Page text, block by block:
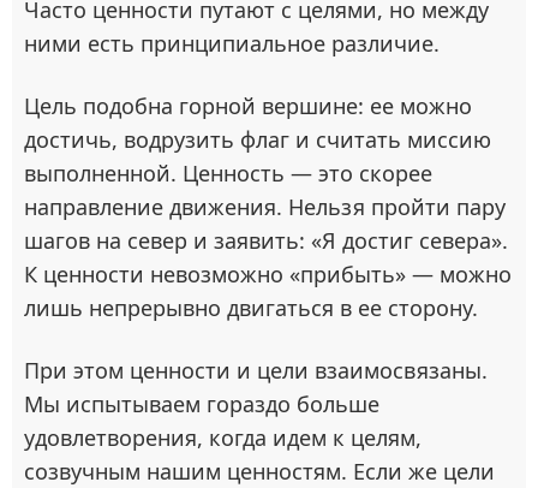
Часто ценности путают с целями, но между
ними есть принципиальное различие.
Цель подобна горной вершине: ее можно
достичь, водрузить флаг и считать миссию
выполненной. Ценность — это скорее
направление движения. Нельзя пройти пару
шагов на север и заявить: «Я достиг севера».
К ценности невозможно «прибыть» — можно
лишь непрерывно двигаться в ее сторону.
При этом ценности и цели взаимосвязаны.
Мы испытываем гораздо больше
удовлетворения, когда идем к целям,
созвучным нашим ценностям. Если же цели